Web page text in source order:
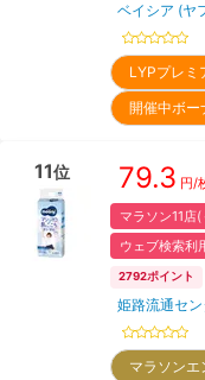
ベイシア (ヤ
LYPプレ
開催中ボ
11位 79.3 円/
マラソン11店
ウェブ検索利
2792ポイント
姫路流通セ
マラソン